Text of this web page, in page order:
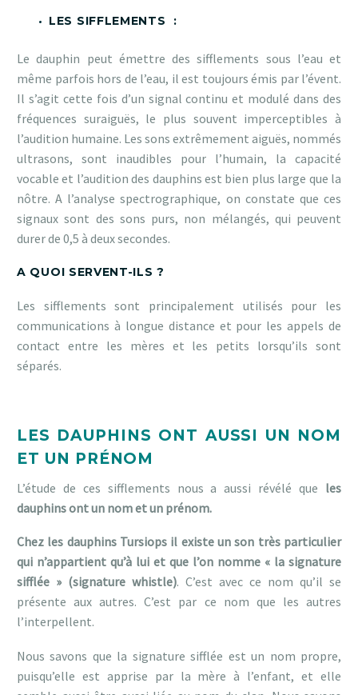
LES SIFFLEMENTS :
Le dauphin peut émettre des sifflements sous l’eau et
même parfois hors de l’eau, il est toujours émis par l’évent.
Il s’agit cette fois d’un signal continu et modulé dans des
fréquences suraiguës, le plus souvent imperceptibles à
l’audition humaine. Les sons extrêmement aiguës, nommés
ultrasons, sont inaudibles pour l’humain, la capacité
vocable et l’audition des dauphins est bien plus large que la
nôtre. A l’analyse spectrographique, on constate que ces
signaux sont des sons purs, non mélangés, qui peuvent
durer de 0,5 à deux secondes.
A QUOI SERVENT-ILS ?
Les sifflements sont principalement utilisés pour les
communications à longue distance et pour les appels de
contact entre les mères et les petits lorsqu’ils sont
séparés.
LES DAUPHINS ONT AUSSI UN NOM
ET UN PRÉNOM
L’étude de ces sifflements nous a aussi révélé que les
dauphins ont un nom et un prénom.
Chez les dauphins Tursiops il existe un son très particulier
qui n’appartient qu’à lui et que l’on nomme « la signature
sifflée » (signature whistle). C’est avec ce nom qu’il se
présente aux autres. C’est par ce nom que les autres
l’interpellent.
Nous savons que la signature sifflée est un nom propre,
puisqu’elle est apprise par la mère à l’enfant, et elle